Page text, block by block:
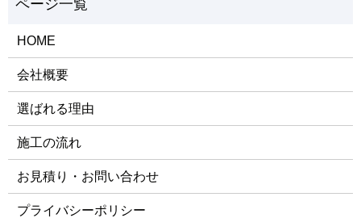
HOME
会社概要
選ばれる理由
施工の流れ
お見積り・お問い合わせ
プライバシーポリシー